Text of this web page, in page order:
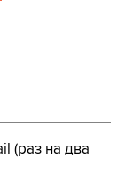
(раз на два